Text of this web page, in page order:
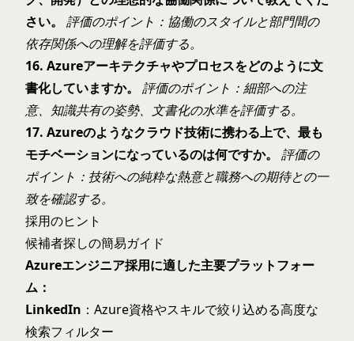
さい。
評価のポイント：協働のスタイルと部門間の
依存関係への理解を評価する。
16. Azureアーキテクチャやプロセスをどのように文
書化していますか。
評価のポイント：細部への注
意、知識共有の姿勢、文書化の水準を評価する。
17. Azureのようなクラウド技術に携わる上で、最も
モチベーションになっているのは何ですか。
評価の
ポイント：技術への純粋な熱意と職務への期待との一
致を確認する。
採用のヒント
候補者探しの簡易ガイド
Azureエンジニア採用に適した主要プラットフォー
ム：
LinkedIn ：Azure資格やスキルで絞り込める高度な
検索フィルター